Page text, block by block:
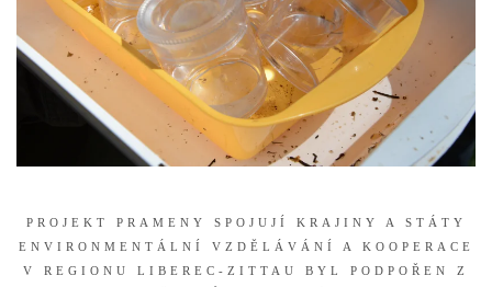
PROJEKT PRAMENY SPOJUJÍ KRAJINY A STÁTY
ENVIRONMENTÁLNÍ VZDĚLÁVÁNÍ A KOOPERACE
V REGIONU LIBEREC-ZITTAU BYL PODPOŘEN Z